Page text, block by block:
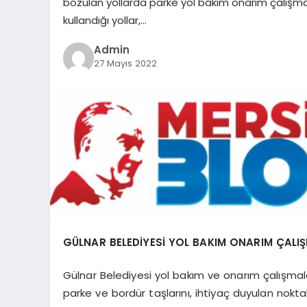
kullandığı yollar,…
Admin
27 Mayıs 2022
GÜLNAR BELEDİYESİ YOL BAKIM ONARIM
Gülnar Belediyesi yol bakım ve onarım
parke ve bordür taşlarını, ihtiyaç duyulan